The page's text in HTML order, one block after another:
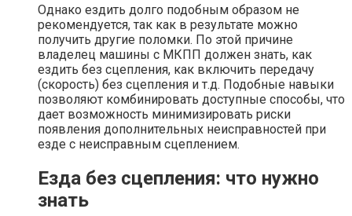
Однако ездить долго подобным образом не
рекомендуется, так как в результате можно
получить другие поломки. По этой причине
владелец машины с МКПП должен знать, как
ездить без сцепления, как включить передачу
(скорость) без сцепления и т.д. Подобные навыки
позволяют комбинировать доступные способы, что
дает возможность минимизировать риски
появления дополнительных неисправностей при
езде с неисправным сцеплением.
Езда без сцепления: что нужно
знать